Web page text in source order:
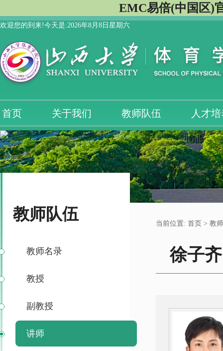
EMC易倍(中国区)
欢迎您的到来!今天是:2026年8月8日星期六
首页 关于我们 教师队伍 人才
教师队伍
教师名录
教授
副教授
讲师
当前位置: 首页 > 教
徐子齐